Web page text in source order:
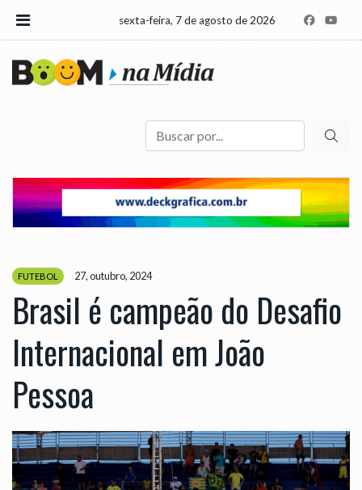
sexta-feira, 7 de agosto de 2026
Buscar
FUTEBOL 27, outubro, 2024
Brasil é campeão do Desafio
Internacional em João
Pessoa